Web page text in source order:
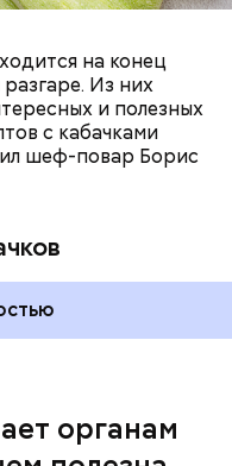
на конец
Из них
и полезных
с кабачками
шеф-повар Борис
органам
зубы, волосы и
действие;
и забирает